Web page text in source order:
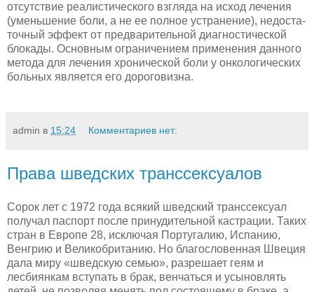
отсутствие реалистического взгляда на исход лечения
(уменьшение боли, а не ее полное устранение), недоста­
точный эффект от предварительной диагностической
блокады. Основным ограничением применения данного
метода для ле­чения хронической боли у онкологических
больных является его дороговизна.
admin в 15:24 Комментариев нет:
Права шведских транссексуалов
Сорок лет с 1972 года всякий шведский транссексуал
получал паспорт после принудительной кастрации. Таких
стран в Европе 28, исключая Португалию, Испанию,
Венгрию и Великобританию. Но благословенная Швеция
дала миру «шведскую семью», разрешает геям и
лесбиянкам вступать в брак, венчаться и усыновлять